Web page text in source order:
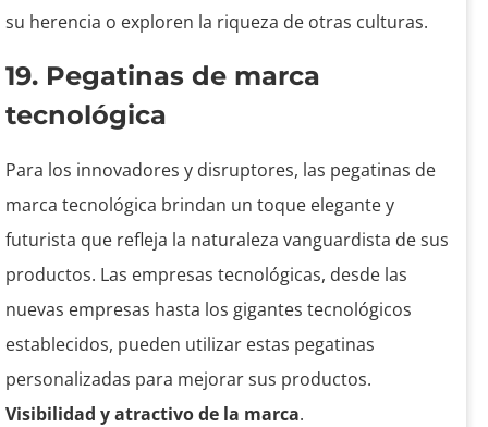
su herencia o exploren la riqueza de otras culturas.
19. Pegatinas de marca
tecnológica
Para los innovadores y disruptores, las pegatinas de
marca tecnológica brindan un toque elegante y
futurista que refleja la naturaleza vanguardista de sus
productos. Las empresas tecnológicas, desde las
nuevas empresas hasta los gigantes tecnológicos
establecidos, pueden utilizar estas pegatinas
personalizadas para mejorar sus productos.
Visibilidad y atractivo de la marca.